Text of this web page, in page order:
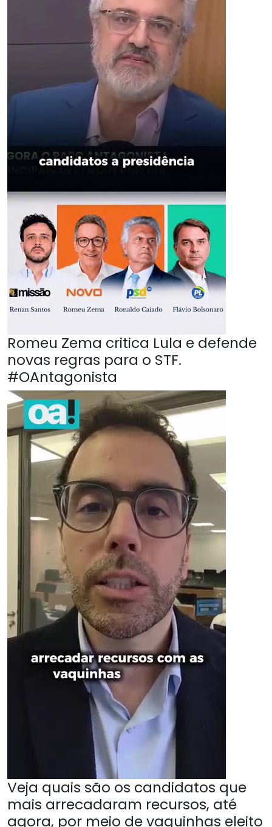
Romeu Zema critica Lula e defende
novas regras para o STF.
#OAntagonista
Veja quais são os candidatos que
mais arrecadaram recursos, até
agora, por meio de vaquinhas eleito